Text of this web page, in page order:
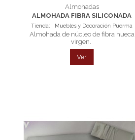
Almohadas
ALMOHADA FIBRA SILICONADA
Tienda: Muebles y Decoración Puerma
Almohada de núcleo de fibra hueca
virgen.
Ver